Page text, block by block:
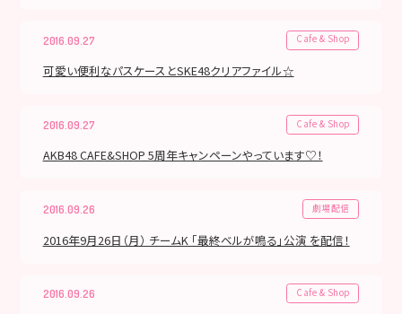
2016.09.27 Cafe & Shop
可愛い便利なパスケースとSKE48クリアファイル☆
2016.09.27 Cafe & Shop
AKB48 CAFE&SHOP 5周年キャンペーンやっています♡！
2016.09.26 劇場配信
2016年9月26日（月） チームK 「最終ベルが鳴る」公演 を配信！
2016.09.26 Cafe & Shop